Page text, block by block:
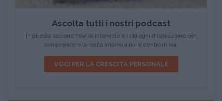
Ascolta tutti i nostri podcast
In questa sezione trovi le interviste e i dialoghi d'ispirazione per
comprendere la realtà intorno a noi e dentro di noi.
VOCI PER LA CRESCITA PERSONALE